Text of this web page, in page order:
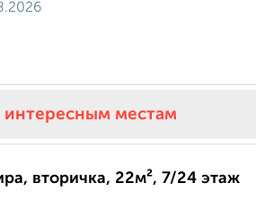
интересным местам
вторичка, 22м², 7/24 этаж